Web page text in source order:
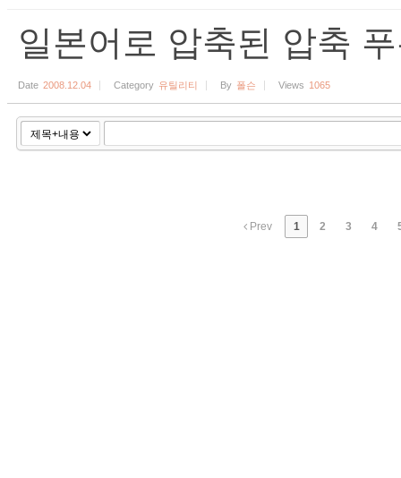
일본어로 압축된 압축
Date 2008.12.04 Category 유틸리티 By 폴슨 Views 1065
Prev 1 2 3 4